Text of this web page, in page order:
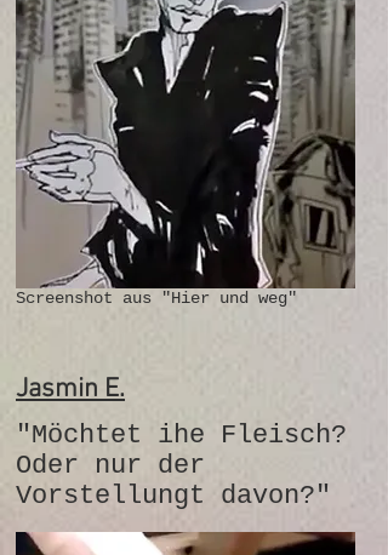
Screenshot aus "Hier und weg"
Jasmin E.
"Möchtet ihe Fleisch?
Oder nur der
Vorstellungt davon?"